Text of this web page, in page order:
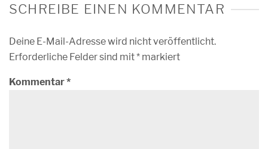
SCHREIBE EINEN KOMMENTAR
Deine E-Mail-Adresse wird nicht veröffentlicht.
Erforderliche Felder sind mit* markiert
Kommentar*